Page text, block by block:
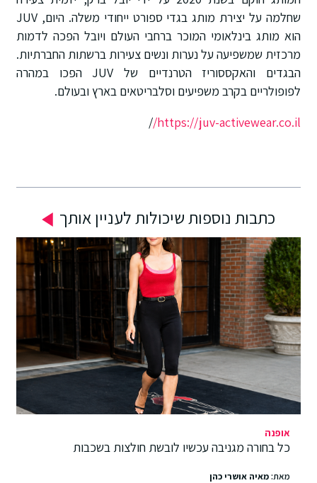
שחלמה על יצירת מותג בגדי ספורט ייחודי משלה. היום, JUV
הוא מותג בינלאומי המוכר ברחבי העולם ויובל הפכה לדמות
מרכזית שמשפיעה על נערות ונשים צעירות ברשתות החברתיות.
הבגדים והאקססוריז הטרנדיים של JUV הפכו במהרה
לפופולריים בקרב משפיעים וסלבריטאים בארץ ובעולם.
https://juv-activewear.co.il/
/
כתבות נוספות שיכולות לעניין אותך
אופנה
כל בחורה מגניבה עכשיו לובשת חולצות בשכבות
מאת:מאיה אושרי כהן